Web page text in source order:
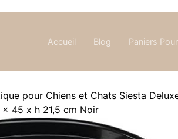
Accueil Blog Paniers
pour Chiens et Chats Siesta
45 x h 21,5 cm Noir